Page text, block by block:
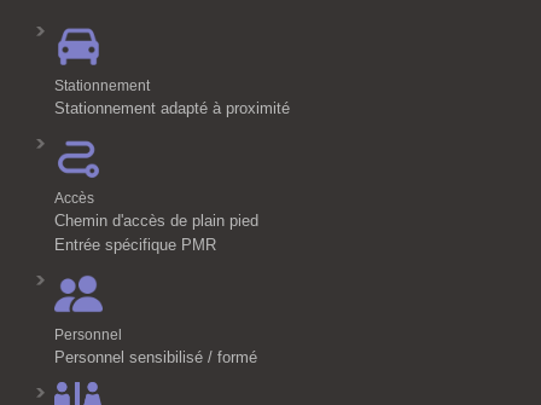
Stationnement
Stationnement adapté à proximité
Accès
Chemin d'accès de plain pied
Entrée spécifique PMR
Personnel
Personnel sensibilisé / formé